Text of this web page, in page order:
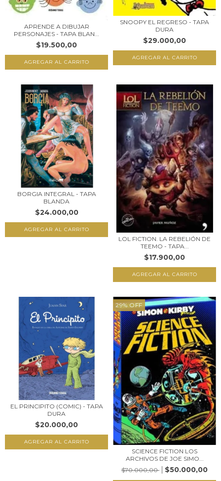
APRENDE A DIBUJAR
PERSONAJES - TAPA BLAN...
$19.500,00
SNOOPY EL REGRESO - TAPA
DURA
$29.000,00
BORGIA INTEGRAL - TAPA
BLANDA
$24.000,00
LOL FICTION. LA REBELIÓN DE
TEEMO - TAPA...
$17.900,00
EL PRINCIPITO (COMIC) - TAPA
DURA
$20.000,00
29% OFF
SCIENCE FICTION LOS
ARCHIVOS DE JOE SIMO...
$70.000,00
$50.000,00